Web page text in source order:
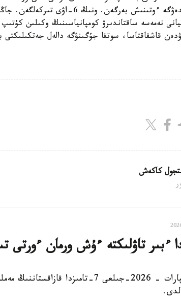
ونلاين راسىمدەۋگە ءوتىنىش
نەمەسە ساقتاندىرۋ كومپانياسىنىڭ وكىلىن
قاشقاقتاسا، سوتقا جۇگىنۋگە دالەل جەتكىلىكتى
كاكەش
ءبىر تاۋلىكتە ءۇش ورمان ءورتى
استانا. قازاقپارات - 2026-جىلعى 7-